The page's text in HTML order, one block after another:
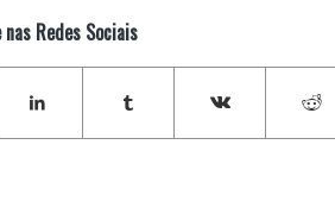
Redes Sociais